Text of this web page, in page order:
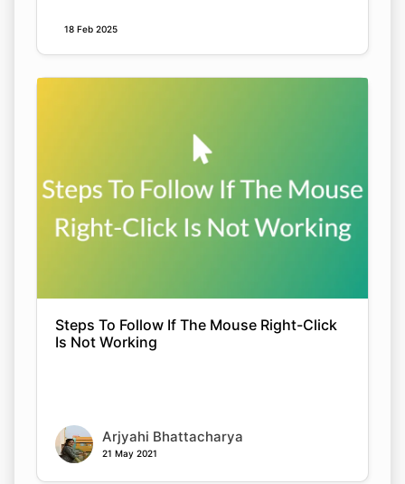
18 Feb 2025
Steps To Follow If The Mouse Right-Click
Is Not Working
Arjyahi Bhattacharya
21 May 2021